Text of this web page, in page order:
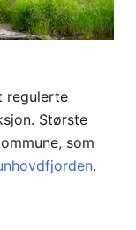
regulerte
Største
som
.